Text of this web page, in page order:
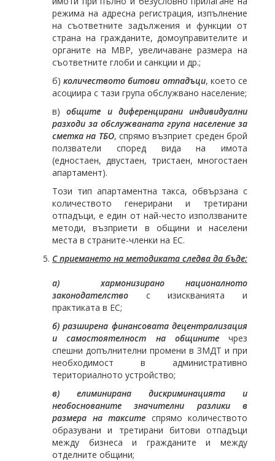
режима на адресна регистрация, изпълнение
на съответните задължения и функции от
страна на гражданите, домоуправителите и
органите на МВР, увеличаване размера на
съответните глоби и санкции и др.;
б)количеството битови отпадъци, което се
асоциира с тази група обслужвано население;
в)общите и диференцирани индивидуални
разходи за обслужваната група население за
сметка на ТБО, спрямо възприет среден брой
ползватели според вида на имота
(едностаен, двустаен, тристаен, многостаен
апартамент).
Този тип апартаментна такса, обвързана с
количеството генерирани и третирани
отпадъци, е един от най-често използваните
методи, възприети в общини и населени
места в страните-членки на ЕС.
С приемането на методиката следва да бъде:
а) хармонизирано националното
законодателство с изискванията и
практиката в ЕС;
б) разширена финансовата децентрализация
и самостоятелност на общините чрез
спешни допълнителни промени в ЗМДТ и при
необходимост в административно
териториалното устройство;
в) елиминирана дискриминацията и
необоснованите значителни разлики в
размера на таксите спрямо количеството
образувани и третирани битови отпадъци
между бизнеса и гражданите и между
отделните общини;